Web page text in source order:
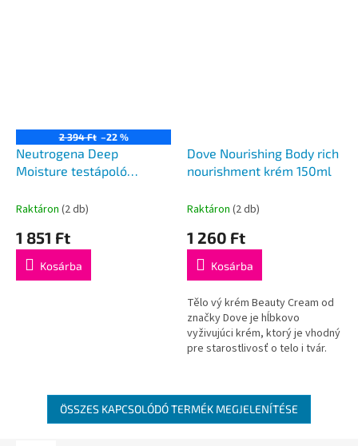
2 394 Ft –22 %
Neutrogena Deep
Moisture testápoló
Raktáron (2 db)
1 851 Ft
Kosárba
Dove Nourishing Body rich
nourishment krém 150ml
Raktáron (2 db)
1 260 Ft
Kosárba
Tělo vý krém Beauty Cream od
značky Dove je hĺbkovo
vyživujúci krém, ktorý je vhodný
pre starostlivosť o telo i tvár.
ÖSSZES KAPCSOLÓDÓ TERMÉK MEGJELENÍTÉSE